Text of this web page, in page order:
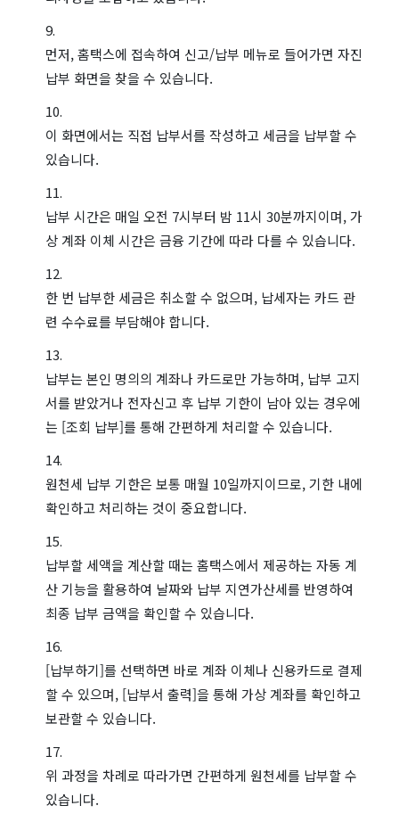
먼저, 홈택스에 접속하여 신고/납부 메뉴로 들어가면 자진
납부 화면을 찾을 수 있습니다.
이 화면에서는 직접 납부서를 작성하고 세금을 납부할 수
있습니다.
납부 시간은 매일 오전 7시부터 밤 11시 30분까지이며, 가
상 계좌 이체 시간은 금융 기간에 따라 다를 수 있습니다.
한 번 납부한 세금은 취소할 수 없으며, 납세자는 카드 관
련 수수료를 부담해야 합니다.
납부는 본인 명의의 계좌나 카드로만 가능하며, 납부 고지
서를 받았거나 전자신고 후 납부 기한이 남아 있는 경우에
는 [조회 납부]를 통해 간편하게 처리할 수 있습니다.
원천세 납부 기한은 보통 매월 10일까지이므로, 기한 내에
확인하고 처리하는 것이 중요합니다.
납부할 세액을 계산할 때는 홈택스에서 제공하는 자동 계
산 기능을 활용하여 날짜와 납부 지연가산세를 반영하여
최종 납부 금액을 확인할 수 있습니다.
[납부하기]를 선택하면 바로 계좌 이체나 신용카드로 결제
할 수 있으며, [납부서 출력]을 통해 가상 계좌를 확인하고
보관할 수 있습니다.
위 과정을 차례로 따라가면 간편하게 원천세를 납부할 수
있습니다.